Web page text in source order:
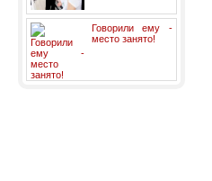
Говорили ему -
место занято!